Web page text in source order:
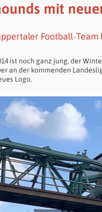
mit
Football-
ist noch ganz jung, der
an der kommenden
Logo.